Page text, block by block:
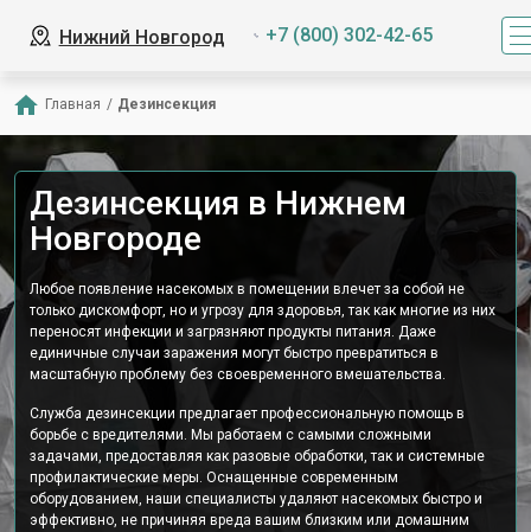
Нижний Новгород +7 (800) 302-42-65
Главная / Дезинсекция
Дезинсекция в Нижнем
Новгороде
Любое появление насекомых в помещении влечет за собой не
только дискомфорт, но и угрозу для здоровья, так как многие из них
переносят инфекции и загрязняют продукты питания. Даже
единичные случаи заражения могут быстро превратиться в
масштабную проблему без своевременного вмешательства.
Служба дезинсекции предлагает профессиональную помощь в
борьбе с вредителями. Мы работаем с самыми сложными
задачами, предоставляя как разовые обработки, так и системные
профилактические меры. Оснащенные современным
оборудованием, наши специалисты удаляют насекомых быстро и
эффективно, не причиняя вреда вашим близким или домашним